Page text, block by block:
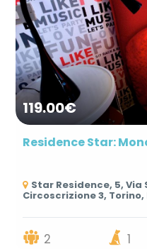
119.00€
Residence Star:
Star Residence, 5, Via
Circoscrizione 3, Torino,
2 1